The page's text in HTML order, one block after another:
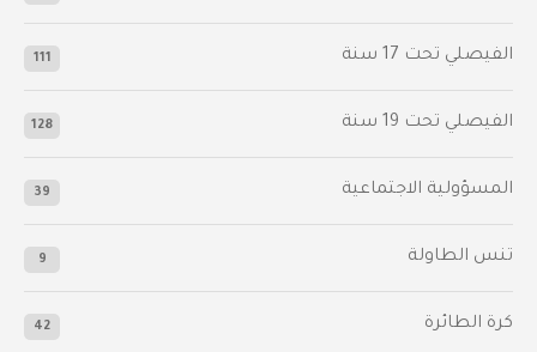
‫الفيصلي‬⁩ تحت 17 سنة 111
الفيصلي‬⁩ تحت 19 سنة 128
المسؤولية الاجتماعية 39
تنس الطاولة 9
كرة الطائرة 42